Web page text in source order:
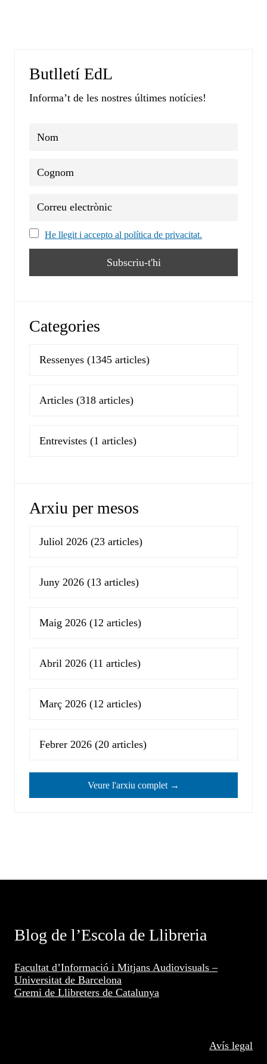
Butlletí EdL
Informa’t de les nostres últimes notícies!
He llegit i accepto al política de privacitat.
Categories
Ressenyes (1345 articles)
Articles (318 articles)
Entrevistes (1 articles)
Arxiu per mesos
Juliol 2026 (23 articles)
Juny 2026 (13 articles)
Maig 2026 (12 articles)
Abril 2026 (11 articles)
Març 2026 (12 articles)
Febrer 2026 (20 articles)
Veure l'arxiu complet →
Blog de l’Escola de Llibreria
Facultat d’Informació i Mitjans Audiovisuals –
Universitat de Barcelona
Gremi de Llibreters de Catalunya
Avís legal